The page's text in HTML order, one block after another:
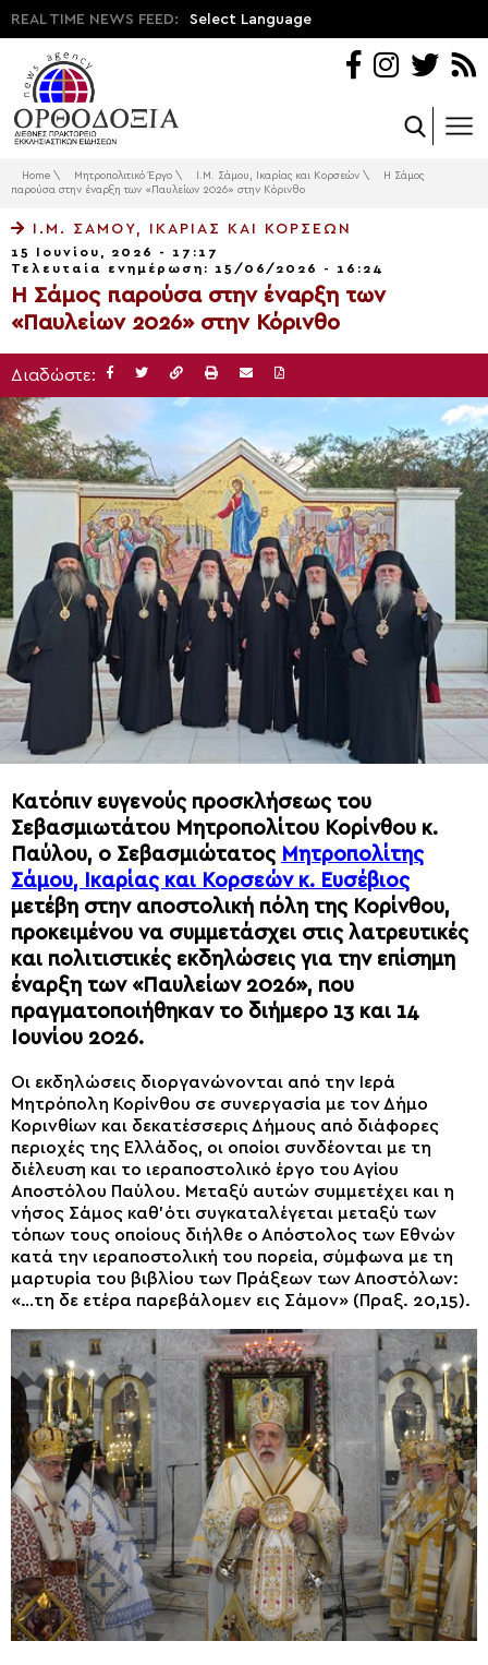
REAL TIME NEWS FEED: Select Language
Home \ Μητροπολιτικό Έργο \ Ι.Μ. Σάμου, Ικαρίας και Κορσεών \
Η Σάμος
παρούσα στην έναρξη των «Παυλείων 2026» στην Κόρινθο
Ι.Μ. ΣΆΜΟΥ, ΙΚΑΡΊΑΣ ΚΑΙ ΚΟΡΣΕΏΝ
15 Ιουνίου, 2026 - 17:17
Τελευταία ενημέρωση: 15/06/2026 - 16:24
Η Σάμος παρούσα στην έναρξη των
«Παυλείων 2026» στην Κόρινθο
Διαδώστε:
Κατόπιν ευγενούς προσκλήσεως του
Σεβασμιωτάτου Μητροπολίτου Κορίνθου κ.
Παύλου, ο Σεβασμιώτατος Μητροπολίτης
Σάμου, Ικαρίας και Κορσεών κ. Ευσέβιος
μετέβη στην αποστολική πόλη της Κορίνθου,
προκειμένου να συμμετάσχει στις λατρευτικές
και πολιτιστικές εκδηλώσεις για την επίσημη
έναρξη των «Παυλείων 2026», που
πραγματοποιήθηκαν το διήμερο 13 και 14
Ιουνίου 2026.
Οι εκδηλώσεις διοργανώνονται από την Ιερά
Μητρόπολη Κορίνθου σε συνεργασία με τον Δήμο
Κορινθίων και δεκατέσσερις Δήμους από διάφορες
περιοχές της Ελλάδος, οι οποίοι συνδέονται με τη
διέλευση και το ιεραποστολικό έργο του Αγίου
Αποστόλου Παύλου. Μεταξύ αυτών συμμετέχει και η
νήσος Σάμος καθ’ότι συγκαταλέγεται μεταξύ των
τόπων τους οποίους διήλθε ο Απόστολος των Εθνών
κατά την ιεραποστολική του πορεία, σύμφωνα με τη
μαρτυρία του βιβλίου των Πράξεων των Αποστόλων:
«…τη δε ετέρα παρεβάλομεν εις Σάμον» (Πραξ. 20,15).